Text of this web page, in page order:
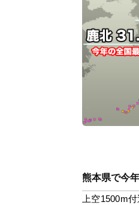
熊本県で今
上空1500m